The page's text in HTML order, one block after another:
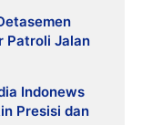
Patroli Jalan
Indonews
Presisi dan